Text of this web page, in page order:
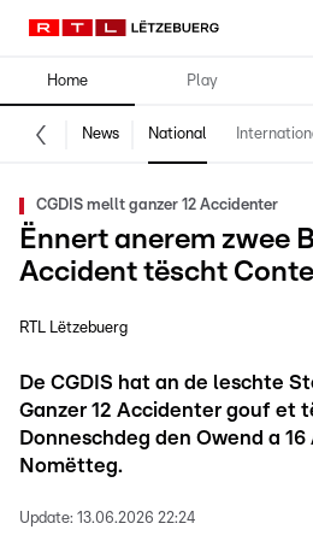
Home Play
News National
CGDIS mellt ganzer 12 Accidenter
Ënnert anerem zwee
Accident tëscht
RTL Lëtzebuerg
De CGDIS hat an de leschte
Ganzer 12 Accidenter gouf et
Donneschdeg den Owend a
Nomëtteg.
Update: 13.06.2026 22:24